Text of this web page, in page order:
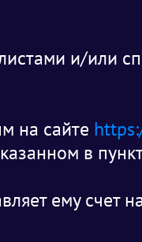
и/или
на сайте
в
ему счет